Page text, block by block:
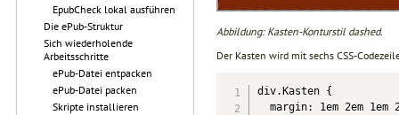
EpubCheck lokal ausführen
Die ePub-Struktur
Sich wiederholende
Arbeitsschritte
ePub-Datei entpacken
ePub-Datei packen
Skripte installieren
Abbildung: Kasten-Konturstil dashed.
Der Kasten wird mit sechs CSS-
div.Kasten {
margin: 1em 2em 1em